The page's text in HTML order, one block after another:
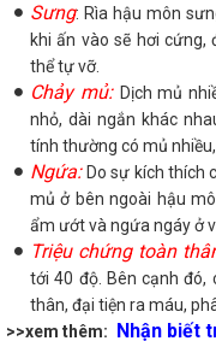
Sưng: Rìa hậu môn
khi ấn vào sẽ hơi cứng,
thể tự vỡ.
Chảy mủ: Dịch mủ
nhỏ, dài ngắn khác
tính thường có mủ
Ngứa:Do sự kích thích
mủ ở bên ngoài hậu
ẩm ướt và ngứa ngáy ở
Triệu chứng toàn
tới 40 độ. Bên cạnh đó,
thân, đại tiện ra máu,
>>xem thêm:
Nhận biết